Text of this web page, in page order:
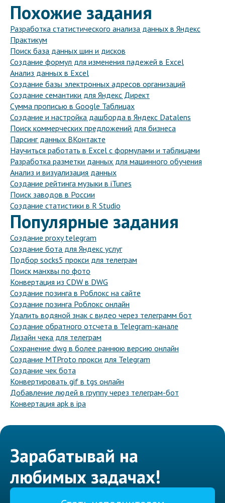
Похожие задания
Разработка статистического анализа данных в Яндекс
Практикум
Поиск база данных шин и дисков
Создание формул для изменения падежей в Excel
Анализ данных в Excel
Создание базы электронных адресов организаций
Создание семантики для Яндекс Директ
Сумма прописью в Google Таблицах
Создание и настройка дашборда в Яндекс Datalens
Поиск коммерческих предложений для бизнеса
Парсинг данных ВКонтакте
Научиться работать в Excel с формулами и таблицами
Разработка разметки данных для машинного обучения
Анализ и визуализация данных
Создание рейтинга музыки в iTunes
Поиск заводов в России
Создание статистики в R Studio
Популярные задания
Создание proxy telegram
Создание бота для Яндекс услуг
Подбор socks5 прокси для телеграм
Поиск манхвы по фото
Конвертация из CDW в DWG
Создание позинга в Роблокс на сайте
Создание позинга Роблокс онлайн
Удалить водяной знак с видео через телеграмм бот
Создание обратного отсчета в Telegram-канале
Дизайн чека для телеграм
Сохранение dwg в более раннюю версию онлайн
Создание MTProto прокси для Telegram
Создание чек бота
Конвертировать gif в tgs онлайн
Добавление людей в группу через телеграм-бот
Конвертация apk в ipa
Зарабатывай на
любимых задачах!